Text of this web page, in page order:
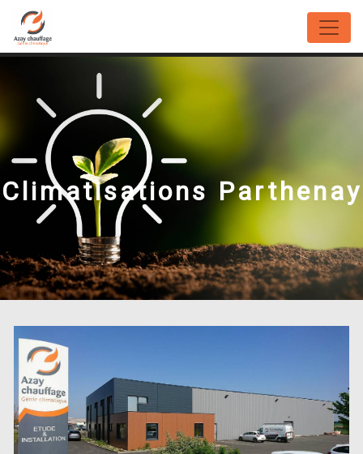
Panneau de gestion des cookies
Climatisations Parthenay